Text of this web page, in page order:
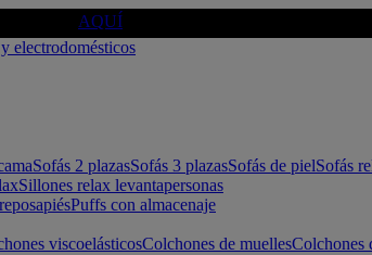
AQUÍ
Sofás 2 plazasSofás 3 plazasSofás de pielSofás
Sillones relax levantapersonas
Puffs con almacenaje
viscoelásticosColchones de muellesColchones